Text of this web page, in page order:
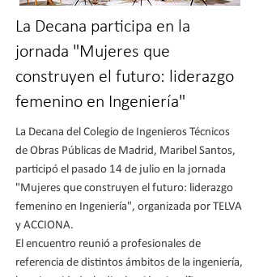
La Decana participa en la
jornada "Mujeres que
construyen el futuro: liderazgo
femenino en Ingeniería"
La Decana del Colegio de Ingenieros Técnicos
de Obras Públicas de Madrid, Maribel Santos,
participó el pasado 14 de julio en la jornada
"Mujeres que construyen el futuro: liderazgo
femenino en Ingeniería", organizada por TELVA
y ACCIONA.
El encuentro reunió a profesionales de
referencia de distintos ámbitos de la ingeniería,